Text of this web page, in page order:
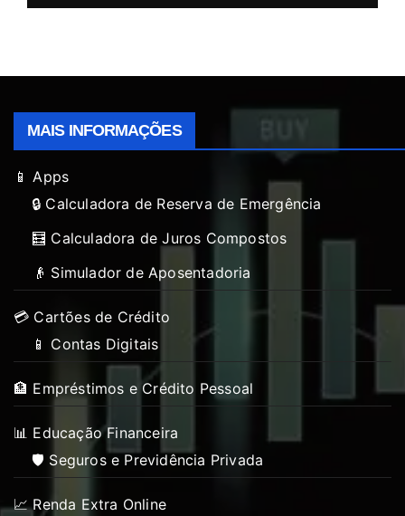
MAIS INFORMAÇÕES
📱 Apps
🔒 Calculadora de Reserva de Emergência
🧮 Calculadora de Juros Compostos
👴 Simulador de Aposentadoria
💳 Cartões de Crédito
📱 Contas Digitais
🏦 Empréstimos e Crédito Pessoal
📊 Educação Financeira
🛡️ Seguros e Previdência Privada
📈 Renda Extra Online